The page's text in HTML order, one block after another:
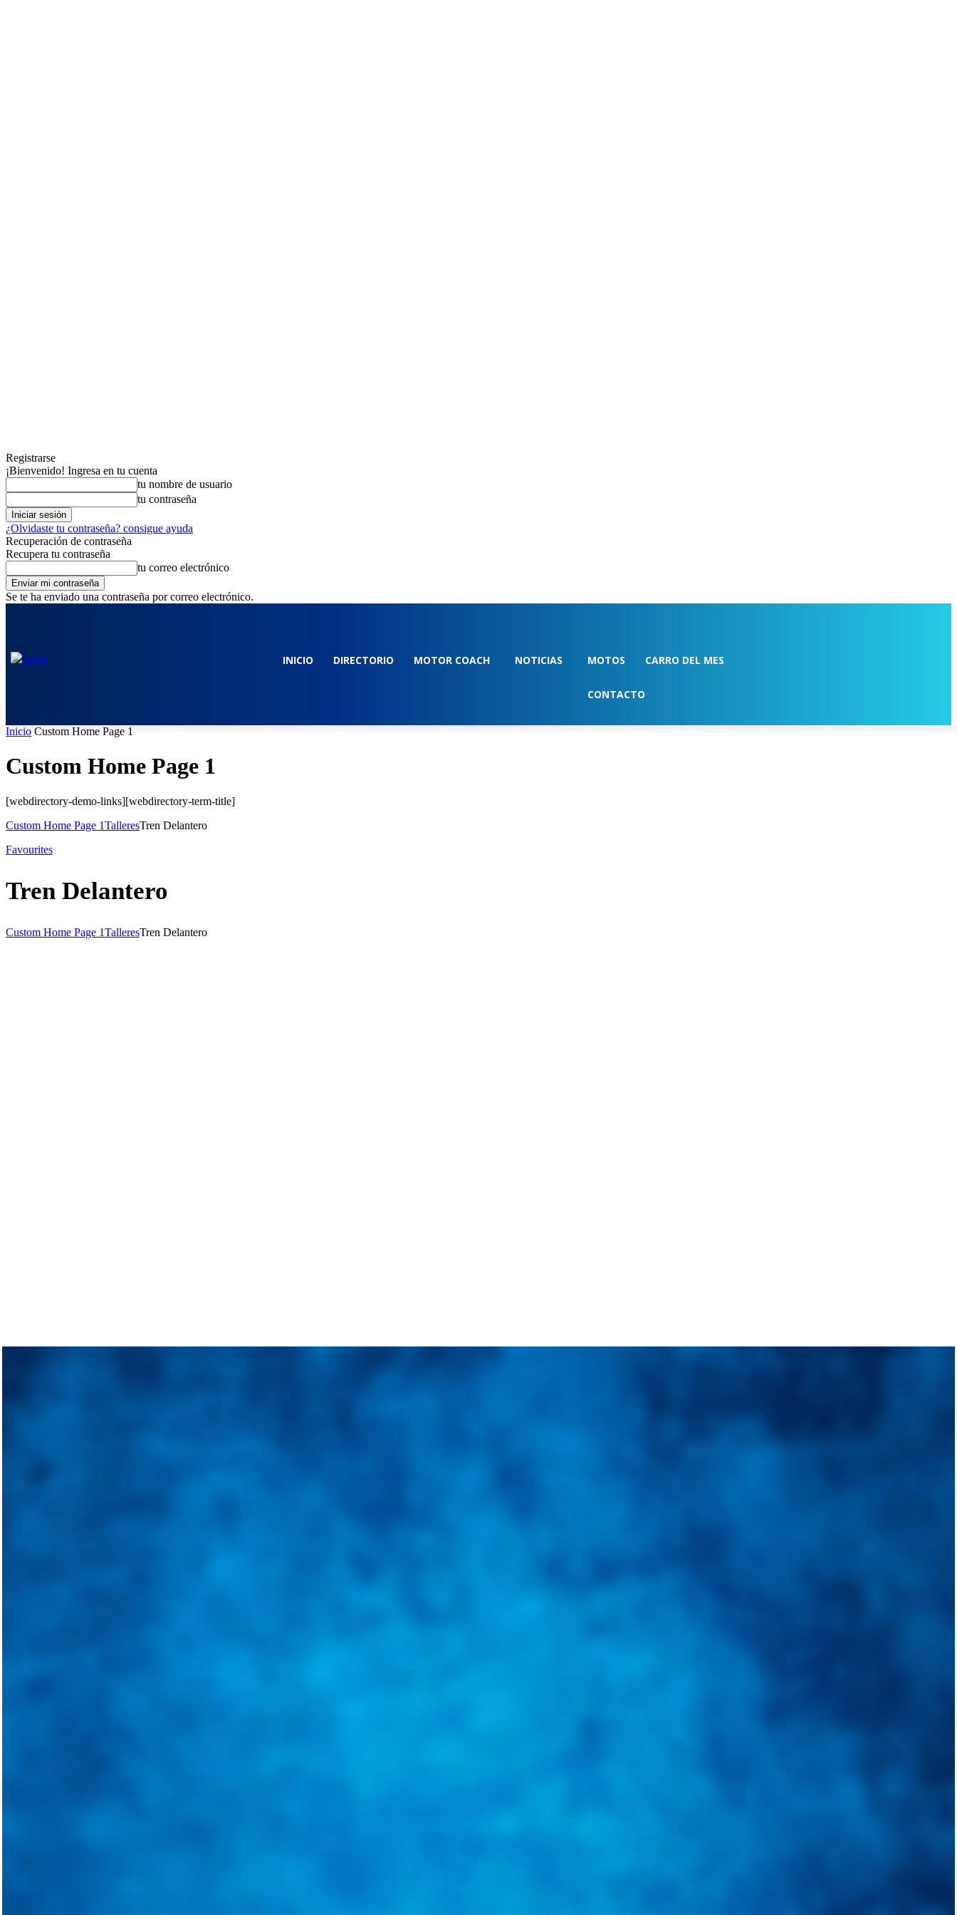
Registrarse
¡Bienvenido! Ingresa en tu cuenta
tu nombre de usuario
tu contraseña
¿Olvidaste tu contraseña? consigue ayuda
Recuperación de contraseña
Recupera tu contraseña
tu correo electrónico
Se te ha enviado una contraseña por correo electrónico.
INICIO DIRECTORIO MOTOR COACH NOTICIAS MOTOS CARRO DEL MES
CONTACTO
Inicio Custom Home Page 1
Custom Home Page 1
[webdirectory-demo-links][webdirectory-term-title]
Custom Home Page 1TalleresTren Delantero
Favourites
Tren Delantero
Custom Home Page 1TalleresTren Delantero